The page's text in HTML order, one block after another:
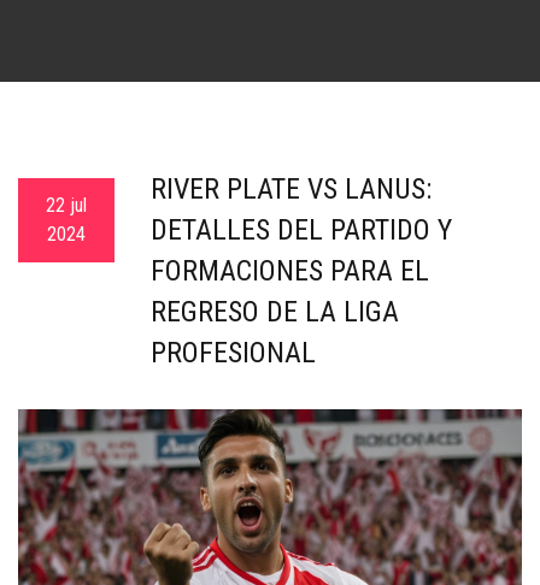
22 jul
2024
RIVER PLATE VS LANÚS:
DETALLES DEL PARTIDO Y
FORMACIONES PARA EL
REGRESO DE LA LIGA
PROFESIONAL